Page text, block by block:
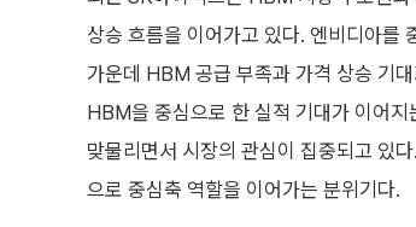
상승 흐름을 이어가고 있다. 엔비디아를
가운데 HBM 공급 부족과 가격 상승 기
HBM을 중심으로 한 실적 기대가 이어지
맞물리면서 시장의 관심이 집중되고 있
으로 중심축 역할을 이어가는 분위기다.